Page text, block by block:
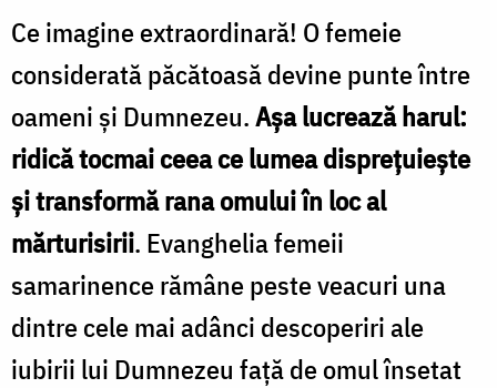
Ce imagine extraordinară! O femeie
considerată păcătoasă devine punte între
oameni și Dumnezeu.Așa lucrează harul:
ridică tocmai ceea ce lumea disprețuiește
și transformă rana omului în loc al
mărturisirii. Evanghelia femeii
samarinence rămâne peste veacuri una
dintre cele mai adânci descoperiri ale
iubirii lui Dumnezeu față de omul însetat